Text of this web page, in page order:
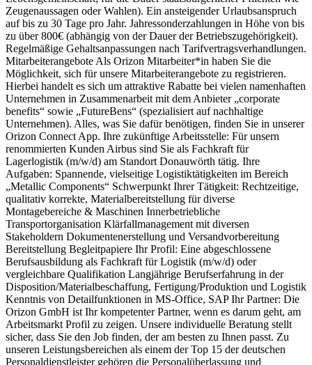
Zeugenaussagen oder Wahlen). Ein ansteigender Urlaubsanspruch
auf bis zu 30 Tage pro Jahr. Jahressonderzahlungen in Höhe von bis
zu über 800€ (abhängig von der Dauer der Betriebszugehörigkeit).
Regelmäßige Gehaltsanpassungen nach Tarifvertragsverhandlungen.
Mitarbeiterangebote Als Orizon Mitarbeiter*in haben Sie die
Möglichkeit, sich für unsere Mitarbeiterangebote zu registrieren.
Hierbei handelt es sich um attraktive Rabatte bei vielen namenhaften
Unternehmen in Zusammenarbeit mit dem Anbieter „corporate
benefits“ sowie „FutureBens“ (spezialisiert auf nachhaltige
Unternehmen). Alles, was Sie dafür benötigen, finden Sie in unserer
Orizon Connect App. Ihre zukünftige Arbeitsstelle: Für unsern
renommierten Kunden Airbus sind Sie als Fachkraft für
Lagerlogistik (m/w/d) am Standort Donauwörth tätig. Ihre
Aufgaben: Spannende, vielseitige Logistiktätigkeiten im Bereich
„Metallic Components“ Schwerpunkt Ihrer Tätigkeit: Rechtzeitige,
qualitativ korrekte, Materialbereitstellung für diverse
Montagebereiche & Maschinen Innerbetriebliche
Transportorganisation Klärfallmanagement mit diversen
Stakeholdern Dokumentenerstellung und Versandvorbereitung
Bereitstellung Begleitpapiere Ihr Profil: Eine abgeschlossene
Berufsausbildung als Fachkraft für Logistik (m/w/d) oder
vergleichbare Qualifikation Langjährige Berufserfahrung in der
Disposition/Materialbeschaffung, Fertigung/Produktion und Logistik
Kenntnis von Detailfunktionen in MS-Office, SAP Ihr Partner: Die
Orizon GmbH ist Ihr kompetenter Partner, wenn es darum geht, am
Arbeitsmarkt Profil zu zeigen. Unsere individuelle Beratung stellt
sicher, dass Sie den Job finden, der am besten zu Ihnen passt. Zu
unseren Leistungsbereichen als einem der Top 15 der deutschen
Personaldienstleister gehören die Personalüberlassung und